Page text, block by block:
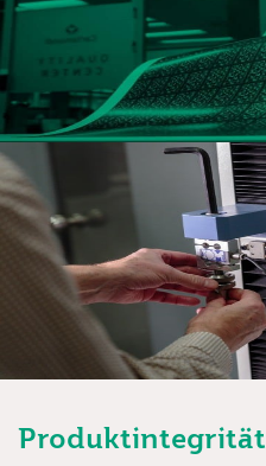
Produktintegrität